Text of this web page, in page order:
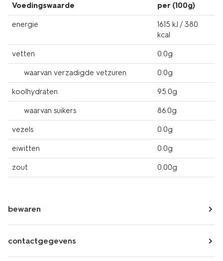
Voedingswaarde per (100g)
energie
1615 kJ / 380
kcal
vetten 0.0g
waarvan verzadigde vetzuren 0.0g
koolhydraten 95.0g
waarvan suikers 86.0g
vezels 0.0g
eiwitten 0.0g
zout 0.00g
bewaren
contactgegevens